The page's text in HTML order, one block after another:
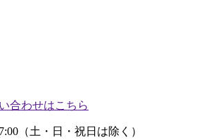
合わせはこちら
（土・日・祝日は除く）